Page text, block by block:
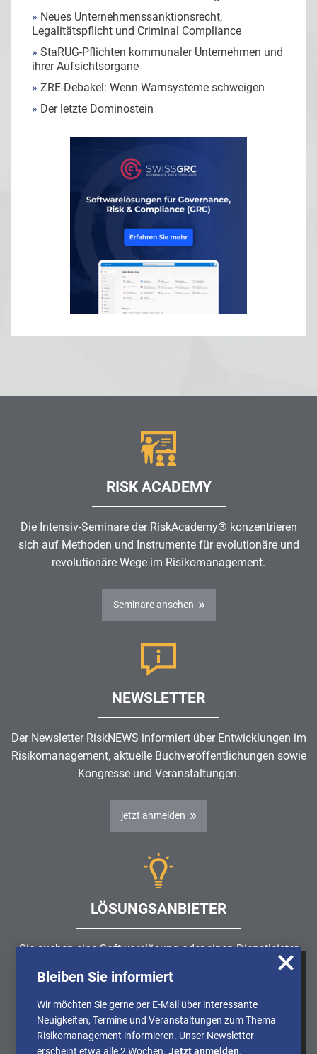
Wir nutzen Cookies, um u.A. anonymisierte
Informationen über die Nutzung unserer
Webseite zu erhalten und unser Angebot so
stetig verbessern zu können. Weitere
Informationen finden Sie in unserer
» Neues Unternehmenssanktionsrecht,
Legalitätspflicht und Criminal Compliance
» StaRUG-Pflichten kommunaler Unternehmen und
ihrer Aufsichtsorgane
» ZRE-Debakel: Wenn Warnsysteme schweigen
» Der letzte Dominostein
RISK ACADEMY
Die Intensiv-Seminare der RiskAcademy® konzentrieren
sich auf Methoden und Instrumente für evolutionäre und
revolutionäre Wege im Risikomanagement.
Seminare ansehen
NEWSLETTER
Der Newsletter RiskNEWS informiert über Entwicklungen im
Risikomanagement, aktuelle Buchveröffentlichungen sowie
Kongresse und Veranstaltungen.
jetzt anmelden
LÖSUNGSANBIETER
Sie suchen eine Softwarelösung oder einen Dienstleister
, IKS oder
ISMS?
Partner finden
Bleiben Sie informiert
Wir möchten Sie gerne per E-Mail über interessante
Neuigkeiten, Termine und Veranstaltungen zum Thema
Risikomanagement informieren. Unser Newsletter
erscheint etwa alle 2 Wochen.Jetzt anmelden.